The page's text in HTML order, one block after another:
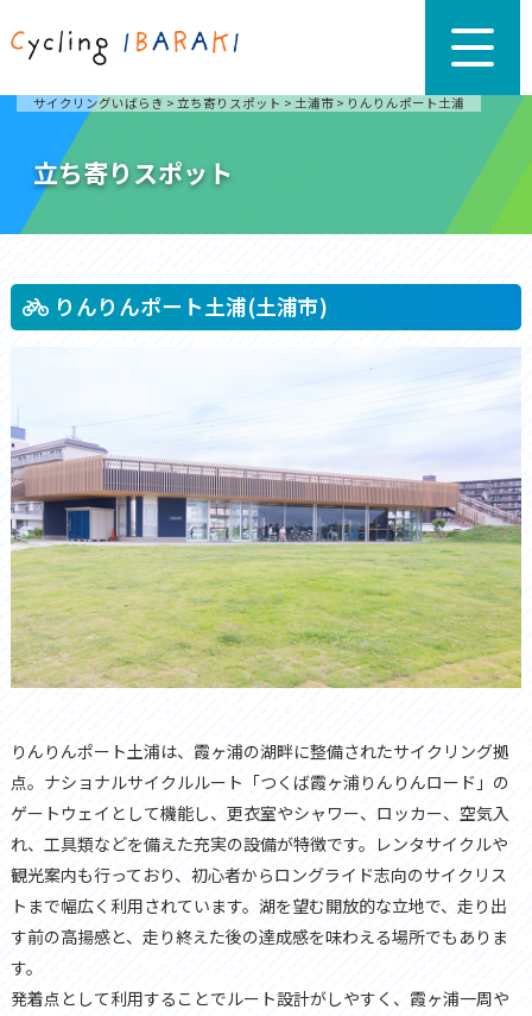
サイクリングいばらき > 立ち寄りスポット > 土浦市 > りんりんポート土浦
立ち寄りスポット
りんりんポート土浦(土浦市)
りんりんポート土浦は、霞ヶ浦の湖畔に整備されたサイクリング拠
点。ナショナルサイクルルート「つくば霞ヶ浦りんりんロード」の
ゲートウェイとして機能し、更衣室やシャワー、ロッカー、空気入
れ、工具類などを備えた充実の設備が特徴です。レンタサイクルや
観光案内も行っており、初心者からロングライド志向のサイクリス
トまで幅広く利用されています。湖を望む開放的な立地で、走り出
す前の高揚感と、走り終えた後の達成感を味わえる場所でもありま
す。
発着点として利用することでルート設計がしやすく、霞ヶ浦一周や